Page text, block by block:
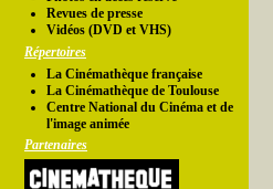
Revues de presse
Vidéos (DVD et VHS)
Répertoires
La Cinémathèque française
La Cinémathèque de Toulouse
Centre National du Cinéma et de
l'image animée
Partenaires